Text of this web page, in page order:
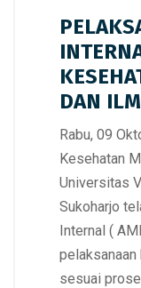
DAN
Rabu, 09
Kesehatan
Universitas
Sukoharjo
Internal (
sesuai